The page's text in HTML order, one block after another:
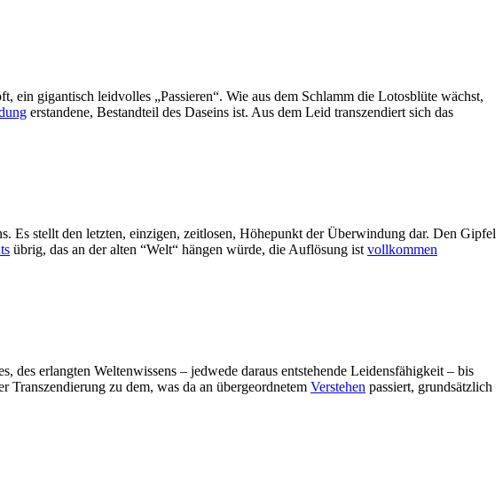
ein gigantisch leidvolles „Passieren“. Wie aus dem Schlamm die Lotosblüte wächst,
erstandene, Bestandteil des Daseins ist. Aus dem Leid transzendiert sich das
Es stellt den letzten, einzigen, zeitlosen, Höhepunkt der Überwindung dar. Den Gipfel
übrig, das an der alten “Welt“ hängen würde, die Auflösung ist vollkommen
des erlangten Weltenwissens – jedwede daraus entstehende Leidensfähigkeit – bis
Transzendierung zu dem, was da an übergeordnetem Verstehen passiert, grundsätzlich